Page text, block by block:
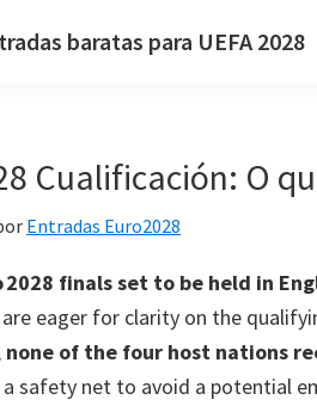
baratas para UEFA 2028
Cualificación: O
Entradas Euro2028
2028 finals set to be held in
eager for clarity on the
none of the four host nations
safety net to avoid a potential